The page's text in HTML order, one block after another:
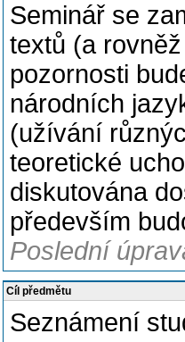
Seminář se
textů (a
pozornosti
národních
(užívání
teoretické
diskutována
především
Poslední
Cíl předmětu
Seznámení